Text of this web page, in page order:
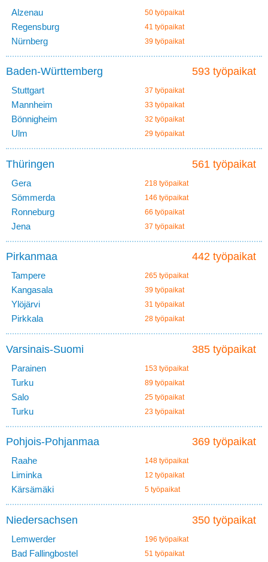
Alzenau 50 työpaikat
Regensburg 41 työpaikat
Nürnberg 39 työpaikat
593 työpaikat
Baden-Württemberg
Stuttgart 37 työpaikat
Mannheim 33 työpaikat
Bönnigheim 32 työpaikat
Ulm 29 työpaikat
561 työpaikat
Thüringen
Gera 218 työpaikat
Sömmerda 146 työpaikat
Ronneburg 66 työpaikat
Jena 37 työpaikat
442 työpaikat
Pirkanmaa
Tampere 265 työpaikat
Kangasala 39 työpaikat
Ylöjärvi 31 työpaikat
Pirkkala 28 työpaikat
385 työpaikat
Varsinais-Suomi
Parainen 153 työpaikat
Turku 89 työpaikat
Salo 25 työpaikat
Turku 23 työpaikat
369 työpaikat
Pohjois-Pohjanmaa
Raahe 148 työpaikat
Liminka 12 työpaikat
Kärsämäki 5 työpaikat
350 työpaikat
Niedersachsen
Lemwerder 196 työpaikat
Bad Fallingbostel 51 työpaikat